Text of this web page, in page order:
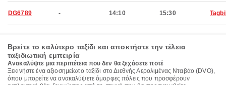
DG6789 - 14:10 15:30
Βρείτε το καλύτερο ταξίδι και αποκτήστε την τέλεια
ταξιδιωτική εμπειρία
Ανακαλύψτε μια περιπέτεια που δεν θα ξεχάσετε ποτέ
Ξεκινήστε ένα αξιοσημείωτο ταξίδι στο Διεθνής Αερολιμένας Νταβάο (DVO),
όπου μπορείτε να ανακαλύψετε όμορφες πόλεις που προσφέρουν